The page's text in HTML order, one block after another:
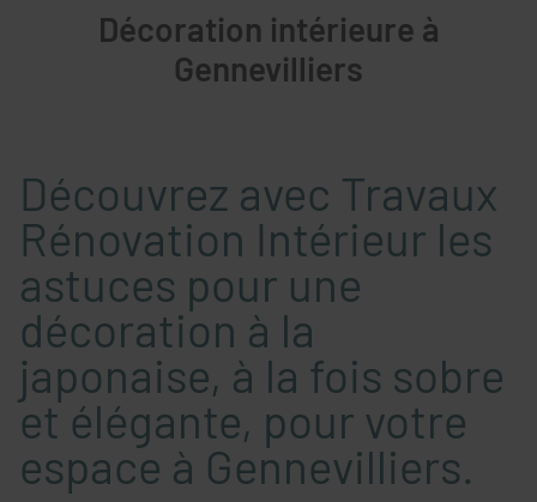
Décoration intérieure à
Gennevilliers
Découvrez avec Travaux
Rénovation Intérieur les
astuces pour une
décoration à la
japonaise, à la fois sobre
et élégante, pour votre
espace à Gennevilliers.